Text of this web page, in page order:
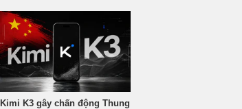
Kimi K3 gây chấn động Thung